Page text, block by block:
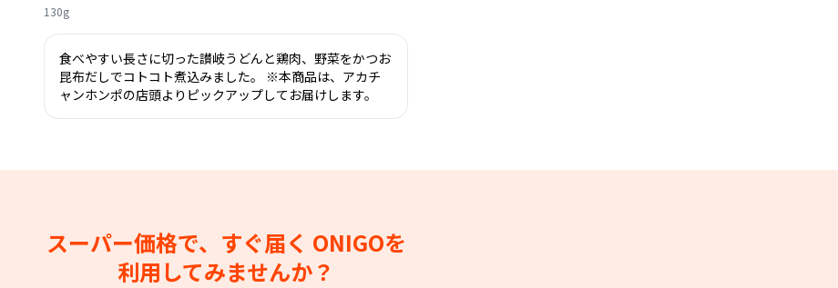
130g
食べやすい長さに切った讃岐うどんと鶏肉、野菜をかつお
昆布だしでコトコト煮込みました。 ※本商品は、アカチ
ャンホンポの店頭よりピックアップしてお届けします。
スーパー価格で、すぐ届く ONIGOを
利用してみませんか？